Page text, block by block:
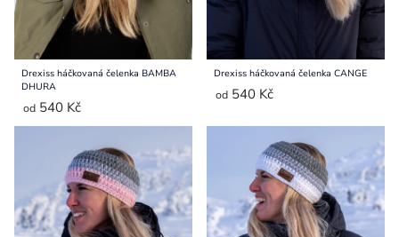
Drexiss háčkovaná čelenka BAMBA
DHURA
od 540 Kč
Drexiss háčkovaná čelenka CANGE
od 540 Kč